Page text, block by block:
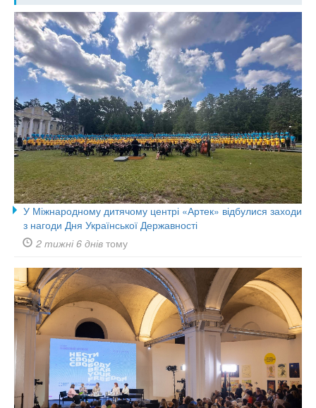
У Міжнародному дитячому центрі «Артек» відбулися заходи
з нагоди Дня Української Державності
2 тижні 6 днів тому